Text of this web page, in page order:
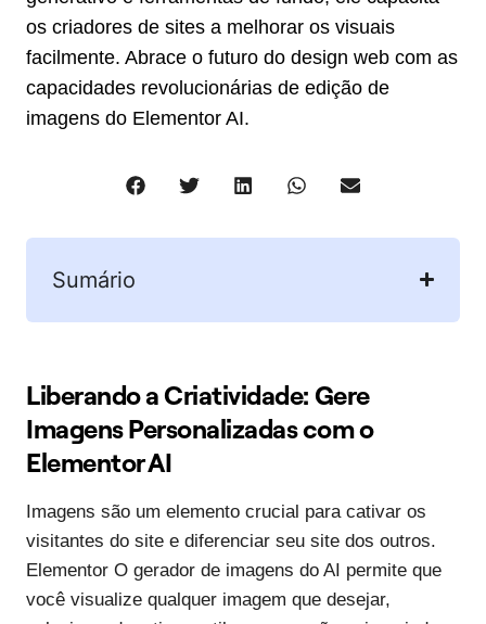
os criadores de sites a melhorar os visuais
facilmente. Abrace o futuro do design web com as
capacidades revolucionárias de edição de
imagens do Elementor AI.
Sumário
Liberando a Criatividade: Gere
Imagens Personalizadas com o
Elementor AI
Imagens são um elemento crucial para cativar os
visitantes do site e diferenciar seu site dos outros.
Elementor O gerador de imagens do AI permite que
você visualize qualquer imagem que desejar,